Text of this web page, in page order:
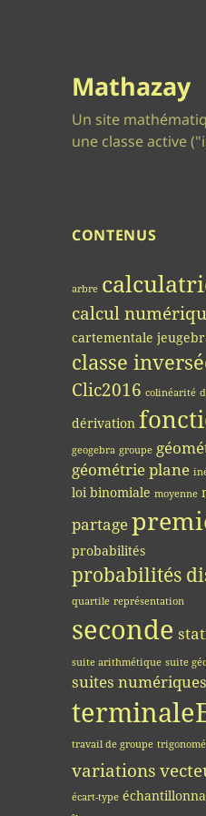
Mathazay
Un site
une classe active
CONTENUS
arbre
calcul
cartementale
classe
Clic2016 colinéarité
dérivation
geogebra groupe
géométrie plane
loi binomiale moyenne
partage
probabilités
probabilités
quartile représentation
seconde
suite arithmétique suite
suites numériques
travail de groupe
variations
écart-type